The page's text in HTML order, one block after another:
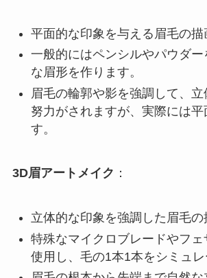
平面的な印象を与える眉毛の描
一般的にはペンシルやパウダ
な眉形を作ります。
眉毛の輪郭や影を強調して、
努力がされますが、実際には
す。
3D眉アートメイク ：
立体的な印象を強調した眉毛の
特殊なマイクロブレードやフェ
使用し、毛の1本1本をシミュレ